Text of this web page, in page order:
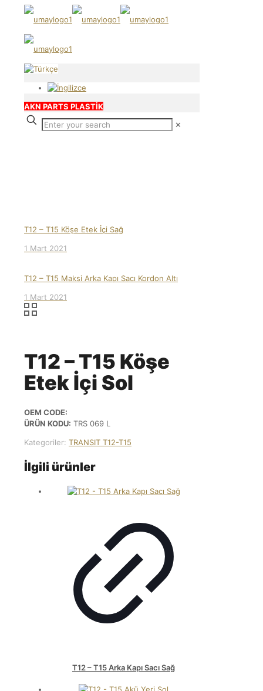
AKN PARTS PLASTİK
✕
T12 – T15 Köşe Etek İçi Sağ
1 Mart 2021
T12 – T15 Maksi Arka Kapı Sacı Kordon Altı
1 Mart 2021
T12 – T15 Köşe
Etek İçi Sol
OEM CODE:
ÜRÜN KODU: TRS 069 L
Kategoriler: TRANSIT T12-T15
İlgili ürünler
T12 – T15 Arka Kapı Sacı Sağ